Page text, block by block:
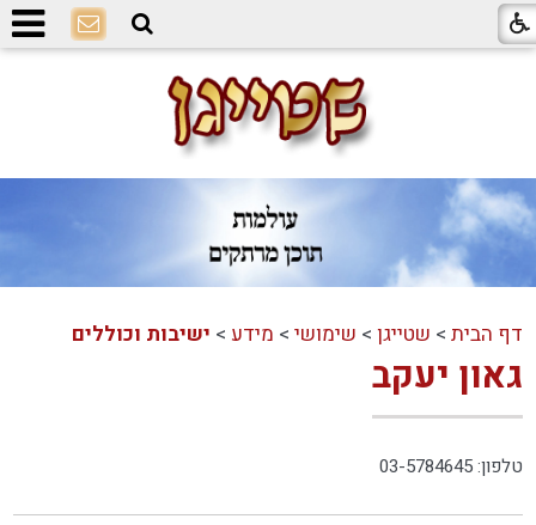
דף הבית > שטייגן > שימושי > מידע > ישיבות וכוללים
גאון יעקב
טלפון: 03-5784645